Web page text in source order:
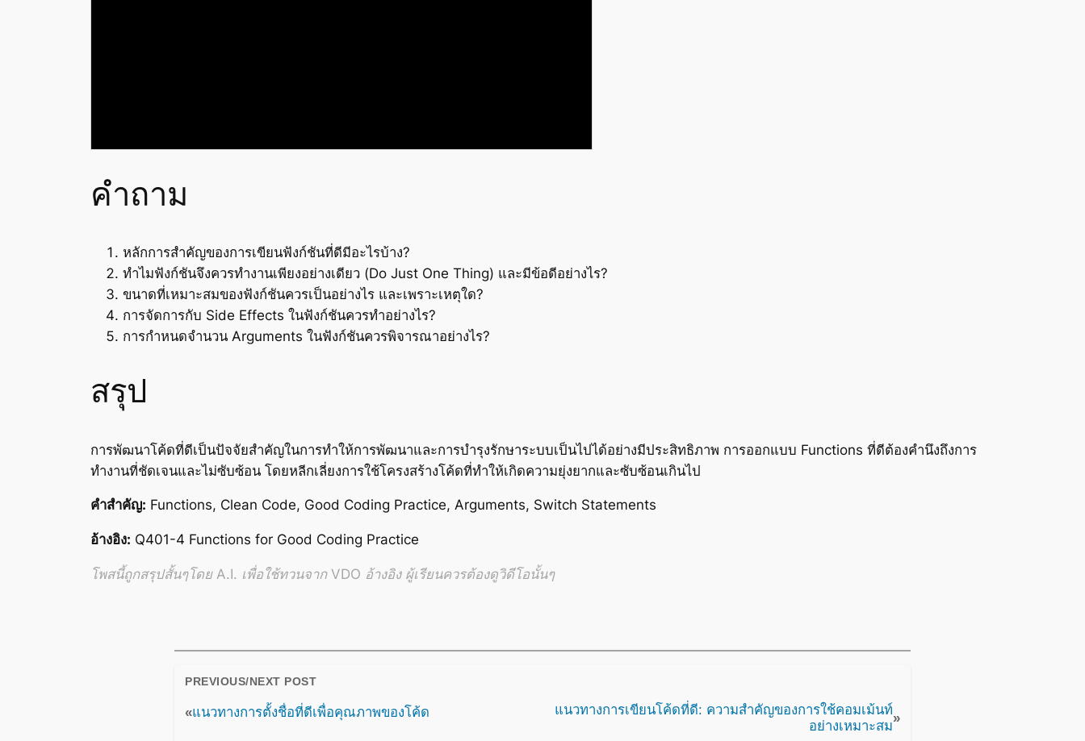
คำถาม
หลักการสำคัญของการเขียนฟังก์ชันที่ดีมีอะไรบ้าง?
ทำไมฟังก์ชันจึงควรทำงานเพียงอย่างเดียว (Do Just One Thing) และมีข้อดีอย่างไร?
ขนาดที่เหมาะสมของฟังก์ชันควรเป็นอย่างไร และเพราะเหตุใด?
การจัดการกับ Side Effects ในฟังก์ชันควรทำอย่างไร?
การกำหนดจำนวน Arguments ในฟังก์ชันควรพิจารณาอย่างไร?
สรุป
การพัฒนาโค้ดที่ดีเป็นปัจจัยสำคัญในการทำให้การพัฒนาและการบำรุงรักษาระบบเป็นไปได้อย่างมีประสิทธิภาพ การออกแบบ Functions ที่ดีต้องคำนึงถึงการ
ทำงานที่ชัดเจนและไม่ซับซ้อน โดยหลีกเลี่ยงการใช้โครงสร้างโค้ดที่ทำให้เกิดความยุ่งยากและซับซ้อนเกินไป
คำสำคัญ: Functions, Clean Code, Good Coding Practice, Arguments, Switch Statements
อ้างอิง: Q401-4 Functions for Good Coding Practice
โพสนี้ถูกสรุปสั้นๆโดย A.I. เพื่อใช้ทวนจาก VDO อ้างอิง ผู้เรียนควรต้องดูวิดีโอนั้นๆ
PREVIOUS/NEXT POST
«แนวทางการตั้งชื่อที่ดีเพื่อคุณภาพของโค้ด
แนวทางการเขียนโค้ดที่ดี: ความสำคัญของการใช้คอมเม้นท์
อย่างเหมาะสม
»